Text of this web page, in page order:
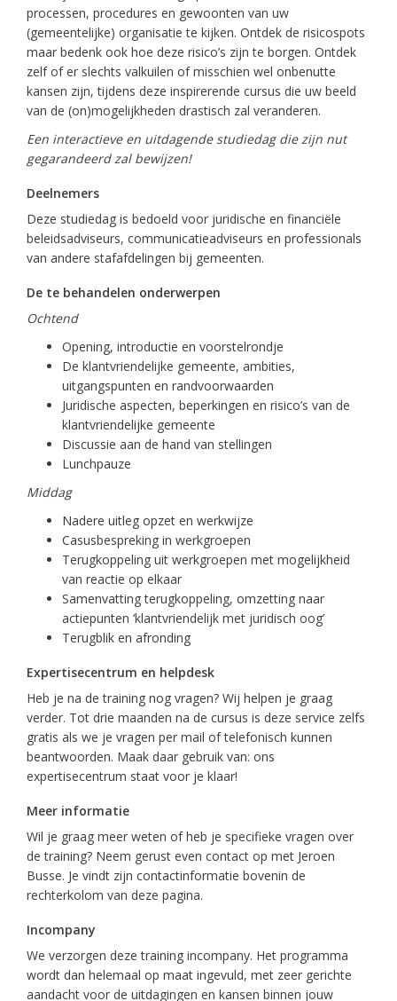
processen, procedures en gewoonten van uw
(gemeentelijke) organisatie te kijken. Ontdek de risicospots
maar bedenk ook hoe deze risico’s zijn te borgen. Ontdek
zelf of er slechts valkuilen of misschien wel onbenutte
kansen zijn, tijdens deze inspirerende cursus die uw beeld
van de (on)mogelijkheden drastisch zal veranderen.
Een interactieve en uitdagende studiedag die zijn nut
gegarandeerd zal bewijzen!
Deelnemers
Deze studiedag is bedoeld voor juridische en financiële
beleidsadviseurs, communicatieadviseurs en professionals
van andere stafafdelingen bij gemeenten.
De te behandelen onderwerpen
Ochtend
Opening, introductie en voorstelrondje
De klantvriendelijke gemeente, ambities,
uitgangspunten en randvoorwaarden
Juridische aspecten, beperkingen en risico’s van de
klantvriendelijke gemeente
Discussie aan de hand van stellingen
Lunchpauze
Middag
Nadere uitleg opzet en werkwijze
Casusbespreking in werkgroepen
Terugkoppeling uit werkgroepen met mogelijkheid
van reactie op elkaar
Samenvatting terugkoppeling, omzetting naar
actiepunten ‘klantvriendelijk met juridisch oog’
Terugblik en afronding
Expertisecentrum en helpdesk
Heb je na de training nog vragen? Wij helpen je graag
verder. Tot drie maanden na de cursus is deze service zelfs
gratis als we je vragen per mail of telefonisch kunnen
beantwoorden. Maak daar gebruik van: ons
expertisecentrum staat voor je klaar!
Meer informatie
Wil je graag meer weten of heb je specifieke vragen over
de training? Neem gerust even contact op met Jeroen
Busse. Je vindt zijn contactinformatie bovenin de
rechterkolom van deze pagina.
Incompany
We verzorgen deze training incompany. Het programma
wordt dan helemaal op maat ingevuld, met zeer gerichte
aandacht voor de uitdagingen en kansen binnen jouw